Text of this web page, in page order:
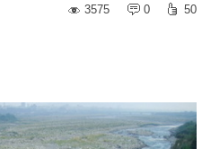
3575
0 50